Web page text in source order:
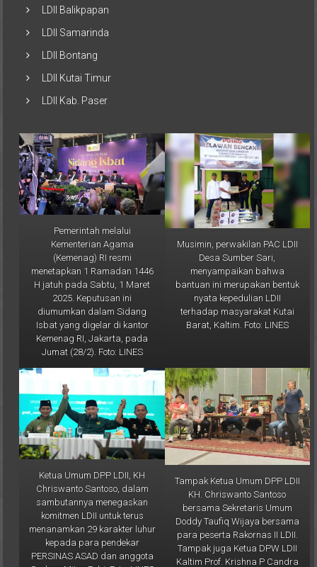
LDII Samarinda
LDII Kutai Timur
Pemerintah melalui
Kementerian Agama
(Kemenag) RI resmi
menetapkan 1 Ramadan 1446
H jatuh pada Sabtu, 1 Maret
2025. Keputusan ini
diumumkan dalam Sidang
Isbat yang digelar di kantor
Kemenag RI, Jakarta, pada
Jumat (28/2). Foto: LINES
Musimin, perwakilan PAC LDII
Desa Sumber Sari,
menyampaikan bahwa
bantuan ini merupakan bentuk
nyata kepedulian LDII
terhadap masyarakat Kutai
Barat, Kaltim. Foto: LINES
Ketua Umum DPP LDII, KH
Chriswanto Santoso, dalam
sambutannya menegaskan
komitmen LDII untuk terus
menanamkan 29 karakter luhur
kepada para pendekar
PERSINAS ASAD dan anggota
Senkom Mitra Polri. Foto: LINES
Tampak Ketua Umum DPP LDII
KH. Chriswanto Santoso
bersama Sekretaris Umum
Doddy Taufiq Wijaya bersama
para peserta Rakornas II LDII.
Tampak juga Ketua DPW LDII
Kaltim Prof. Krishna P Candra
(paling kanan). Foto: LINES